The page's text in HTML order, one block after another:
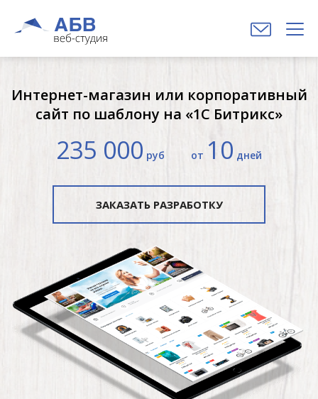
Интернет-магазин или корпоративный
сайт по шаблону на «1С Битрикс»
235 000 руб от 10 дней
ЗАКАЗАТЬ РАЗРАБОТКУ